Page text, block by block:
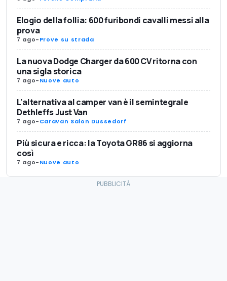
Elogio della follia: 600 furibondi cavalli messi alla
prova
7 ago-Prove su strada
La nuova Dodge Charger da 600 CV ritorna con
una sigla storica
7 ago-Nuove auto
L'alternativa al camper van è il semintegrale
Dethleffs Just Van
7 ago-Caravan Salon Dussedorf
Più sicura e ricca: la Toyota GR86 si aggiorna
così
7 ago-Nuove auto